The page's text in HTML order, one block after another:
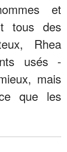
et
tous des
Rhea
usés -
mais
que les